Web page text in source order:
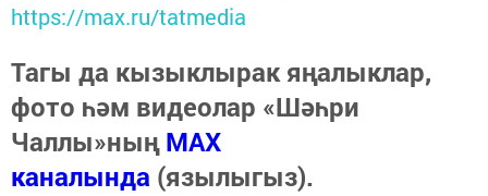
https://max.ru/tatmedia
Тагы да кызыклырак яңалыклар,
фото һәм видеолар «Шәһри
Чаллы»ныңMAX
каналында (язылыгыз).